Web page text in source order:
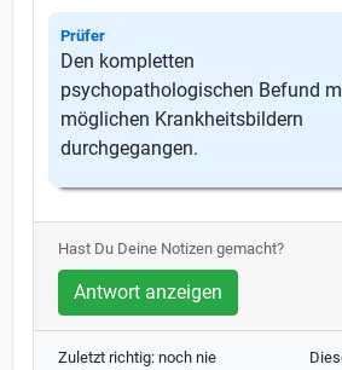
Prüfer
Den kompletten
psychopathologischen Befund
möglichen Krankheitsbildern
durchgegangen.
Hast Du Deine Notizen gemacht?
Antwort anzeigen
Zuletzt richtig: noch nie